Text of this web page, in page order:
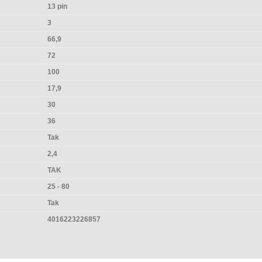
13 pin
3
66,9
72
100
17,9
30
36
Tak
2,4
TAK
25 - 80
Tak
4016223226857